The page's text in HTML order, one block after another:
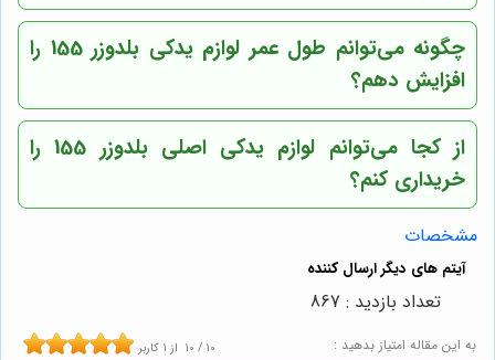
چگونه می‌توانم طول عمر لوازم یدکی بلدوزر 155 را
افزایش دهم؟
از کجا می‌توانم لوازم یدکی اصلی بلدوزر 155 را
خریداری کنم؟
مشخصات
به این مقاله امتیاز بدهید : 10 / 10 از 1 کاربر
تعداد بازدید : 867